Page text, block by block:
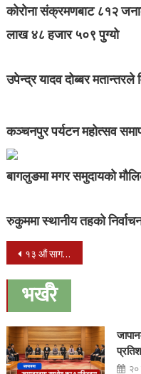
कोरोना संक्रमणबाट ८१२
लाख ४८ हजार ५०९ पुग्यो
उपेन्द्र यादव दोब्बर मतान्तरले
कञ्चनपुर पर्यटन महोत्सव
बागलुङमा मगर समुदायको
रुकुममा स्थानीय तहको
Post
navigation
१३ औं साग महिला फुटबल : नेपाल संग श्रीलंका १–० गोलले पराजीत
भर्खरै